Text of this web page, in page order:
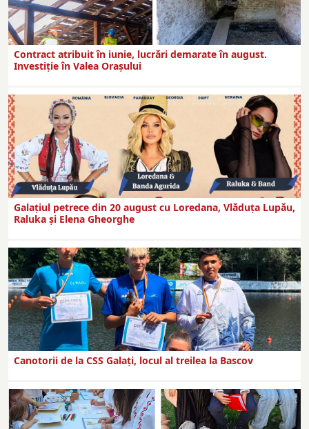
Contract atribuit în iunie, lucrări demarate în august.
Investiţie în Valea Oraşului
Galaţiul petrece din 20 august cu Loredana, Vlăduța Lupău,
Raluka și Elena Gheorghe
Canotorii de la CSS Galați, locul al treilea la Bascov